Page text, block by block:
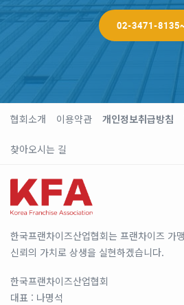
02-3471-
협회소개 이용약관 개인정보취급방침
찾아오시는 길
한국프랜차이즈산업협회는 프랜차이즈 가
신뢰의 가치로 상생을 실현하겠습니다.
한국프랜차이즈산업협회
대표 : 나명석